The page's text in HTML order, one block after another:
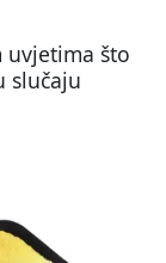
uvjetima što
slučaju